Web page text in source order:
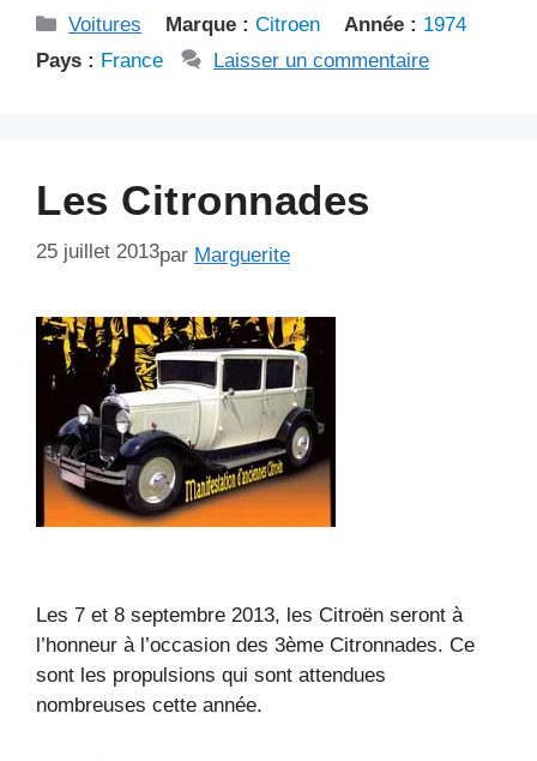
Catégories
Voitures Marque : Citroen Année : 1974
Pays : France Laisser un commentaire
Les Citronnades
25 juillet 2013par Marguerite
Les 7 et 8 septembre 2013, les Citroën seront à
l’honneur à l’occasion des 3ème Citronnades. Ce
sont les propulsions qui sont attendues
nombreuses cette année.